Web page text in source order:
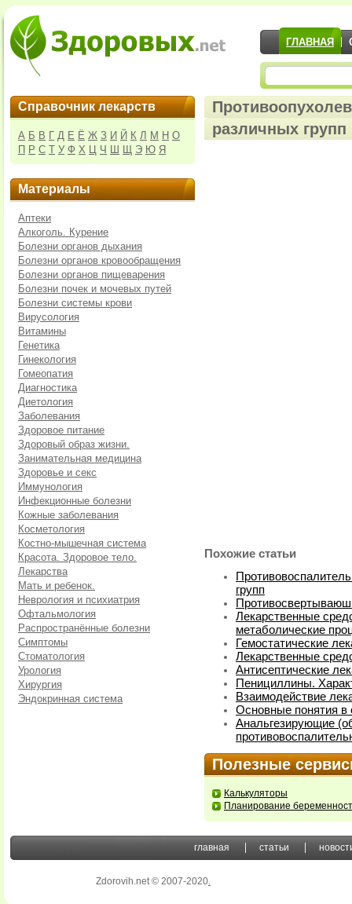
ГЛАВНАЯ
Справочник лекарств
А Б В Г Д Е Ё Ж З И Й К Л М Н О
П Р С Т У Ф Х Ц Ч Ш Щ Э Ю Я
Материалы
Аптеки
Алкоголь. Курение
Болезни органов дыхания
Болезни органов кровообращения
Болезни органов пищеварения
Болезни почек и мочевых путей
Болезни системы крови
Вирусология
Витамины
Генетика
Гинекология
Гомеопатия
Диагностика
Диетология
Заболевания
Здоровое питание
Здоровый образ жизни.
Занимательная медицина
Здоровье и секс
Иммунология
Инфекционные болезни
Кожные заболевания
Косметология
Костно-мышечная система
Красота. Здоровое тело.
Лекарства
Мать и ребенок.
Неврология и психиатрия
Офтальмология
Распространённые болезни
Симптомы
Стоматология
Урология
Хирургия
Эндокринная система
различных групп
Похожие статьи
групп
Лекарственные
метаболические
Гемостатические
Лекарственные
Антисептические
Пенициллины.
Взаимодействие
Основные понятия в
Анальгезирующие
Полезные
Калькуляторы
Планирование
главная статьи
Zdorovih.net © 2007-2020